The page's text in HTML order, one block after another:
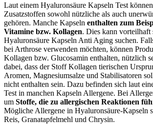
Laut einem Hyaluronsäure Kapseln Test
Zusatzstoffen sowohl nützliche als auch
gehören. Manche Kapseln enthalten zum
Vitamine bzw. Kollagen. Dies kann vorteilhaft
Hyaluronsäure Kapseln Anti Aging suchen.
bei Arthrose verwenden möchten, können
Kollagen bzw. Glucosamin enthalten, nützlich
dabei, dass der Stoff Kollagen tierischen
Aromen, Magnesiumsalze und Stabilisatoren
nicht enthalten sein. Dazu befinden sich laut
Test in manchen Kapseln Allergene. Bei
um Stoffe, die zu allergischen Reaktionen
Mögliche Allergene in Hyaluronsäure-Kapseln
Reis, Granatapfelmehl und Chrysin.